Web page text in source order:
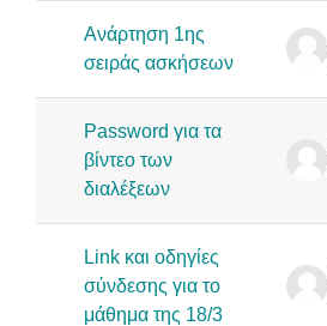
Ανάρτηση 1ης
σειράς ασκήσεων
Password για τα
βίντεο των
διαλέξεων
Link και οδηγίες
σύνδεσης για το
μάθημα της 18/3